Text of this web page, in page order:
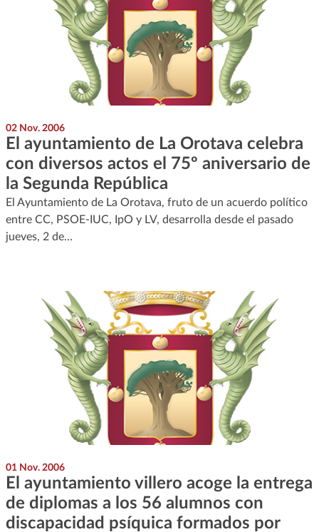
02 Nov. 2006
El ayuntamiento de La Orotava celebra
con diversos actos el 75º aniversario de
la Segunda República
El Ayuntamiento de La Orotava, fruto de un acuerdo político
entre CC, PSOE-IUC, IpO y LV, desarrolla desde el pasado
jueves, 2 de…
01 Nov. 2006
El ayuntamiento villero acoge la entrega
de diplomas a los 56 alumnos con
discapacidad psíquica formados por